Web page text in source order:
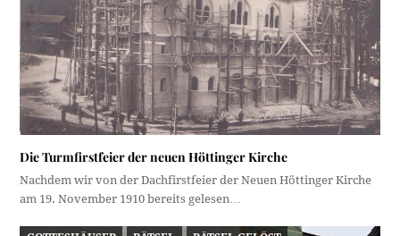
Die Turmfirstfeier der neuen Höttinger Kirche
Nachdem wir von der Dachfirstfeier der Neuen Höttinger Kirche
am 19. November 1910 bereits gelesen…